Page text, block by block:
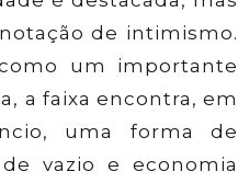
de intimismo.
um importante
a faixa encontra, em
uma forma de
vazio e economia